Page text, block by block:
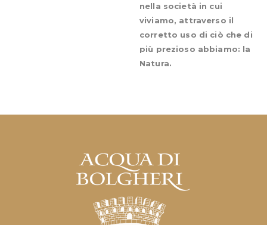
nella società in cui
viviamo, attraverso il
corretto uso di ciò che di
più prezioso abbiamo: la
Natura.